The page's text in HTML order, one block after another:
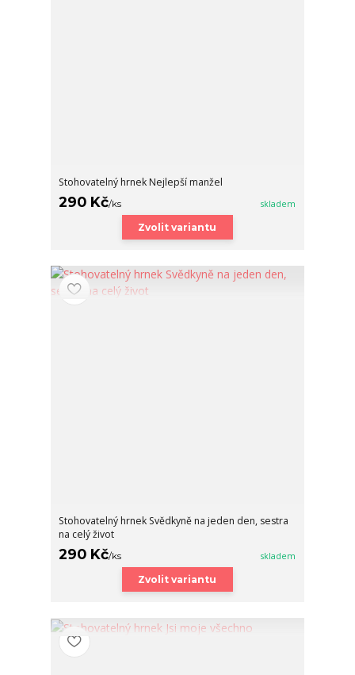
Stohovatelný hrnek Nejlepší manžel
290 Kč/ks skladem
Zvolit variantu
Stohovatelný hrnek Svědkyně na jeden den, sestra
na celý život
290 Kč/ks skladem
Zvolit variantu